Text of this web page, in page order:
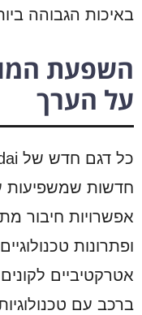
באיכות הגבוהה
השפעת
על הערך
חדשות שמשפיעות
אפשרויות חיבור
ופתרונות
אטרקטיביים
ברכב עם